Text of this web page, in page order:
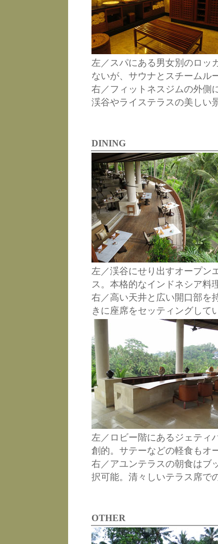
左／スパにある男女別のロッ
ないが、サウナとスチームル
右／フィットネスジムの外側
渓谷やライステラスの美しい
DINING
左／渓谷にせり出すオープン
ス。本格的なインドネシア料
右／高い天井と広い開口部を
きに座席をセッティングして
左／ロビー階にあるジェティ
創的。サテーなどの軽食もオ
右／アユンテラスの朝食はブ
択可能。清々しいテラス席で
OTHER